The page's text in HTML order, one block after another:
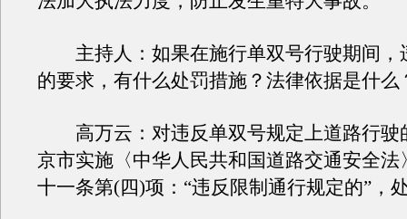
主持人：如果在施行单双号行驶期间，
的要求，有什么处罚措施？法律依据是什么
高万云：对违反单双号规定上道路行驶
京市实施〈中华人民共和国道路交通安全法
十一条第(四)项：“违反限制通行规定的”，